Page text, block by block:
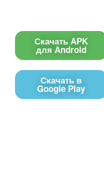
Скачать APK
для Android
Скачать в
Google Play